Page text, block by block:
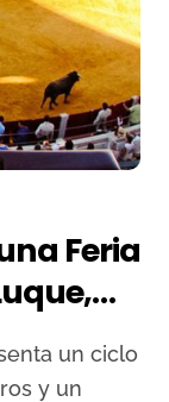
Feria
de
y un